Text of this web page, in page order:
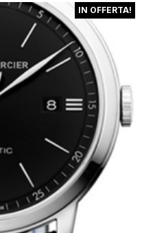
IN OFFERTA!